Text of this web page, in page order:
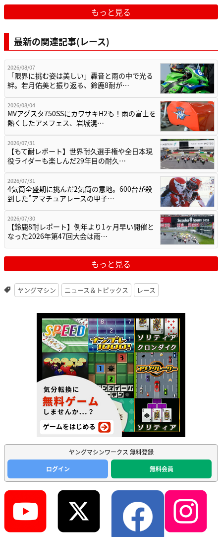
もっと見る
最新の関連記事(レース)
2026/08/07
「限界に挑む姿は美しい」轟音と雨の中で光る
絆。若月佑美と振り返る、鈴鹿8耐が…
2026/08/04
MVアグスタ750SSにカワサキH2も！雨の富士を
熱くしたアメフェス、岩城滉…
2026/07/31
【もて耐レポート】世界耐久選手権や全日本現
役ライダーも楽しんだ29年目の耐久…
2026/07/31
4気筒全盛期に挑んだ2気筒の意地。600台が殺
到した”アマチュアレースの甲子…
2026/07/30
【鈴鹿8耐レポート】例年より1ヶ月早い開催と
なった2026年第47回大会は雨…
もっと見る
ヤングマシン ニュース＆トピックス レース
ヤングマシンワークス 無料登録
ログイン
無料会員